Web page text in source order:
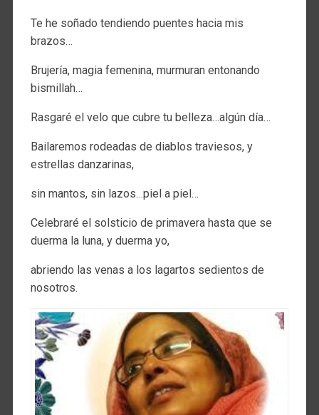
Te he soñado tendiendo puentes hacia mis
brazos…
Brujería, magia femenina, murmuran entonando
bismillah…
Rasgaré el velo que cubre tu belleza…algún día…
Bailaremos rodeadas de diablos traviesos, y
estrellas danzarinas,
sin mantos, sin lazos…piel a piel…
Celebraré el solsticio de primavera hasta que se
duerma la luna, y duerma yo,
abriendo las venas a los lagartos sedientos de
nosotros.